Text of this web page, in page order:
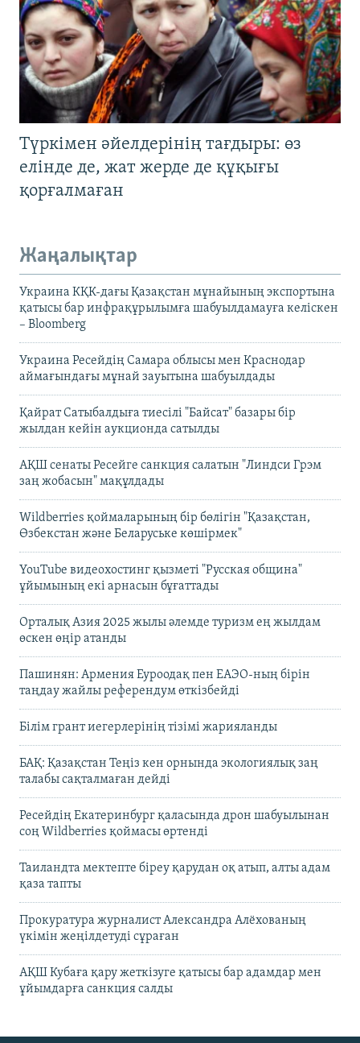
Түркімен әйелдерінің тағдыры: өз
елінде де, жат жерде де құқығы
қорғалмаған
Жаңалықтар
Украина КҚК-дағы Қазақстан мұнайының экспортына
қатысы бар инфрақұрылымға шабуылдамауға келіскен
– Bloomberg
Украина Ресейдің Самара облысы мен Краснодар
аймағындағы мұнай зауытына шабуылдады
Қайрат Сатыбалдыға тиесілі "Байсат" базары бір
жылдан кейін аукционда сатылды
АҚШ сенаты Ресейге санкция салатын "Линдси Грэм
заң жобасын" мақұлдады
Wildberries қоймаларының бір бөлігін "Қазақстан,
Өзбекстан және Беларуське көшірмек"
YouTube видеохостинг қызметі "Русская община"
ұйымының екі арнасын бұғаттады
Орталық Азия 2025 жылы әлемде туризм ең жылдам
өскен өңір атанды
Пашинян: Армения Еуроодақ пен ЕАЭО-ның бірін
таңдау жайлы референдум өткізбейді
Білім грант иегерлерінің тізімі жарияланды
БАҚ: Қазақстан Теңіз кен орнында экологиялық заң
талабы сақталмаған дейді
Ресейдің Екатеринбург қаласында дрон шабуылынан
соң Wildberries қоймасы өртенді
Таиландта мектепте біреу қарудан оқ атып, алты адам
қаза тапты
Прокуратура журналист Александра Алёхованың
үкімін жеңілдетуді сұраған
АҚШ Кубаға қару жеткізуге қатысы бар адамдар мен
ұйымдарға санкция салды